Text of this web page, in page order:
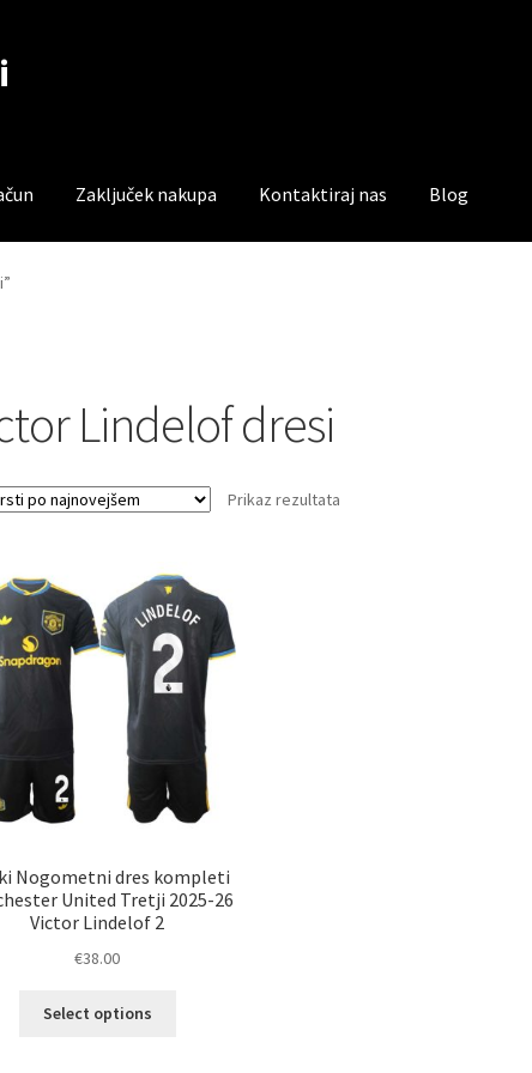
Zaključek nakupa Kontaktiraj nas Blog
Lindelof dresi
Prikaz rezultata
Nogometni dres kompleti
United Tretji 2025-26
Victor Lindelof 2
€38.00
Select options